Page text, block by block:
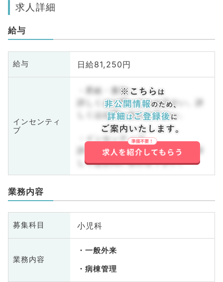
求人詳細
給与
給与 日給81,250円
インセンティ
ブ
・昇給・賞与
詳しくはお問い合わせ下さい。詳
しくはお問い合わせ下さい。
・インセンティブ
詳しくはお問い合わせ下さい。詳
しくはお問い合わせ下さい。
業務内容
募集科目 小児科
業務内容
一般外来
病棟管理